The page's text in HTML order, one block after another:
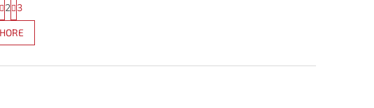
O
v
l
d
t
r
á
n
2 3
HORE